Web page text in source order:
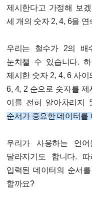
제시한다고 가정해 보
세 개의 숫자 2, 4, 6을
우리는 철수가 2의 배
눈치챌 수 있습니다.
제시한 숫자 2, 4, 6 사
6, 4, 2 순으로 숫자를
이를 전혀 알아차리지
순서가 중요한 데이터를
우리가 사용하는 언
달라지기도 합니다.
입력된 데이터의 순서
할까요?